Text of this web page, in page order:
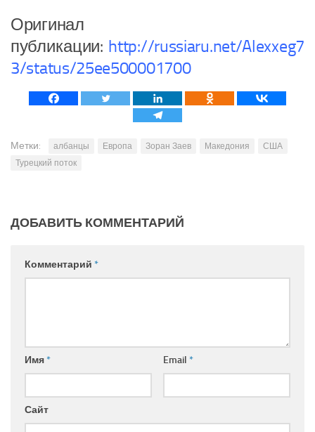
Оригинал
публикации: http://russiaru.net/Alexxeg7
3/status/25ee500001700
Метки: албанцы Европа Зоран Заев Македония
США
Турецкий поток
ДОБАВИТЬ КОММЕНТАРИЙ
Комментарий *
Имя* Email *
Сайт